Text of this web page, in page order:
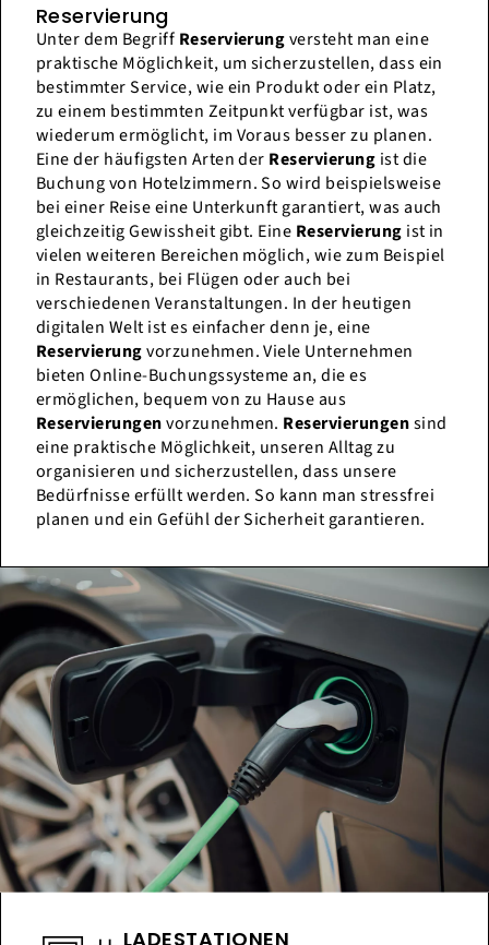
Reservierung
Unter dem Begriff Reservierungversteht man eine
praktische Möglichkeit, um sicherzustellen, dass ein
bestimmter Service, wie ein Produkt oder ein Platz,
zu einem bestimmten Zeitpunkt verfügbar ist, was
wiederum ermöglicht, im Voraus besser zu planen.
Eine der häufigsten Arten der Reservierung ist die
Buchung von Hotelzimmern. So wird beispielsweise
bei einer Reise eine Unterkunft garantiert, was auch
gleichzeitig Gewissheit gibt. Eine Reservierung ist in
vielen weiteren Bereichen möglich, wie zum Beispiel
in Restaurants, bei Flügen oder auch bei
verschiedenen Veranstaltungen. In der heutigen
digitalen Welt ist es einfacher denn je, eine
Reservierungvorzunehmen. Viele Unternehmen
bieten Online-Buchungssysteme an, die es
ermöglichen, bequem von zu Hause aus
Reservierungenvorzunehmen. Reservierungensind
eine praktische Möglichkeit, unseren Alltag zu
organisieren und sicherzustellen, dass unsere
Bedürfnisse erfüllt werden. So kann man stressfrei
planen und ein Gefühl der Sicherheit garantieren.
LADESTATIONEN